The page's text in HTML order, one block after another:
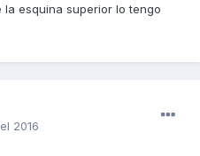
esquina superior lo tengo
2016